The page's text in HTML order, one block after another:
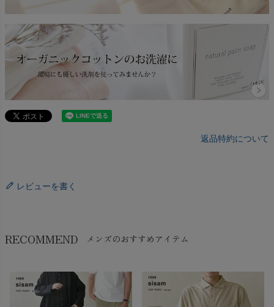
返品特約について
レビューを書く
RECOMMEND メンズのおすすめアイテム